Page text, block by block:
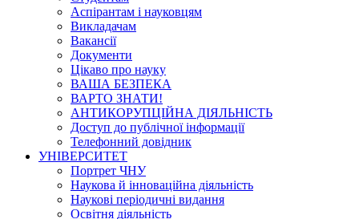
Аспірантам і науковцям
Викладачам
Вакансії
Документи
Цікаво про науку
ВАША БЕЗПЕКА
ВАРТО ЗНАТИ!
АНТИКОРУПЦІЙНА ДІЯЛЬНІСТЬ
Доступ до публічної інформації
Телефонний довідник
УНІВЕРСИТЕТ
Портрет ЧНУ
Наукова й інноваційна діяльність
Наукові періодичні видання
Освітня діяльність